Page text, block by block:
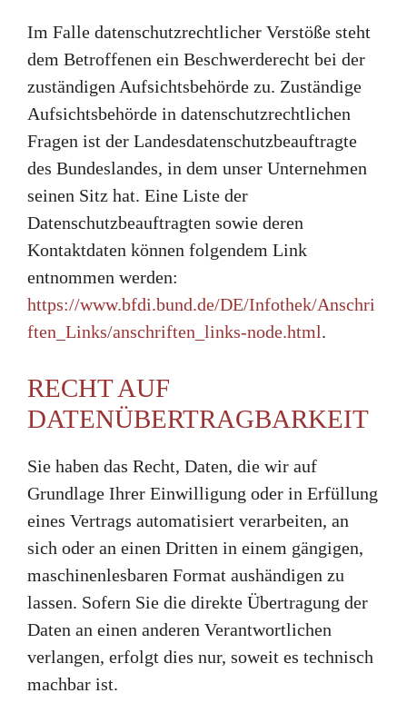
Im Falle datenschutzrechtlicher Verstöße steht
dem Betroffenen ein Beschwerderecht bei der
zuständigen Aufsichtsbehörde zu. Zuständige
Aufsichtsbehörde in datenschutzrechtlichen
Fragen ist der Landesdatenschutzbeauftragte
des Bundeslandes, in dem unser Unternehmen
seinen Sitz hat. Eine Liste der
Datenschutzbeauftragten sowie deren
Kontaktdaten können folgendem Link
entnommen werden:
https://www.bfdi.bund.de/DE/Infothek/Anschri
ften_Links/anschriften_links-node.html.
RECHT AUF
DATENÜBERTRAGBARKEIT
Sie haben das Recht, Daten, die wir auf
Grundlage Ihrer Einwilligung oder in Erfüllung
eines Vertrags automatisiert verarbeiten, an
sich oder an einen Dritten in einem gängigen,
maschinenlesbaren Format aushändigen zu
lassen. Sofern Sie die direkte Übertragung der
Daten an einen anderen Verantwortlichen
verlangen, erfolgt dies nur, soweit es technisch
machbar ist.